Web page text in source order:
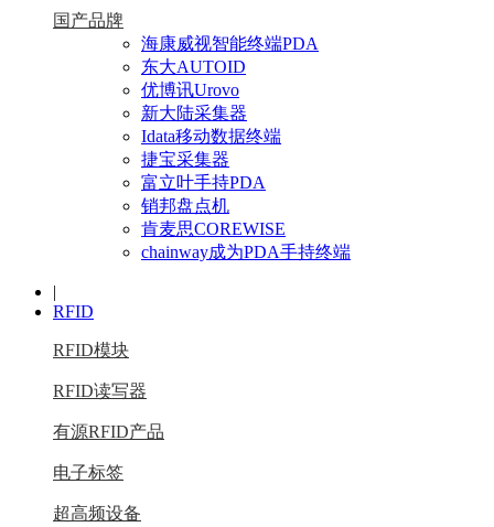
国产品牌
海康威视智能终端PDA
东大AUTOID
优博讯Urovo
新大陆采集器
Idata移动数据终端
捷宝采集器
富立叶手持PDA
销邦盘点机
肯麦思COREWISE
chainway成为PDA手持终端
|
RFID
RFID模块
RFID读写器
有源RFID产品
电子标签
超高频设备